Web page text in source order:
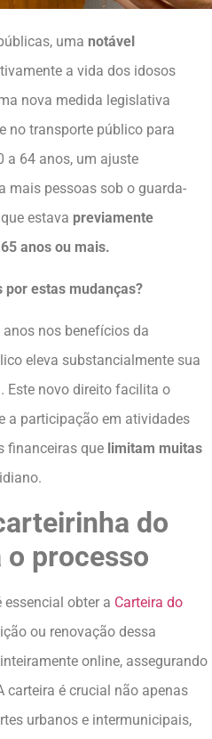
uma notável
a vida dos idosos
nova medida legislativa
no transporte público para
a 64 anos, um ajuste
mais pessoas sob o guarda-
estava previamente
anos ou mais.
por estas mudanças?
nos benefícios da
eleva substancialmente sua
Este novo direito facilita o
a participação em atividades
financeiras que limitam muitas
do
o processo
essencial obter a Carteira do
ou renovação dessa
online, assegurando
carteira é crucial não apenas
urbanos e intermunicipais,